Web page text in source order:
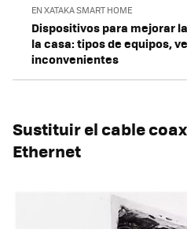
EN XATAKA SMART HOME
Dispositivos para mejorar
la casa: tipos de equipos,
inconvenientes
Sustituir el cable
Ethernet